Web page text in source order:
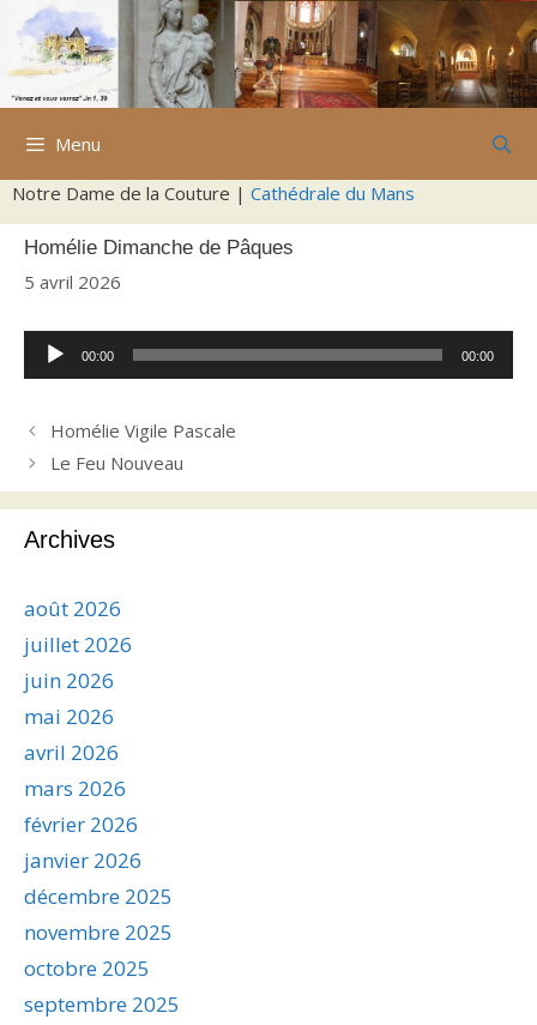
Aller
contenu
Menu
Notre Dame de la Couture | Cathédrale du Mans
Homélie Dimanche de Pâques
5 avril 2026
Lecteur
audio
00:00 00:00
Homélie Vigile Pascale
Le Feu Nouveau
Archives
août 2026
juillet 2026
juin 2026
mai 2026
avril 2026
mars 2026
février 2026
janvier 2026
décembre 2025
novembre 2025
octobre 2025
septembre 2025